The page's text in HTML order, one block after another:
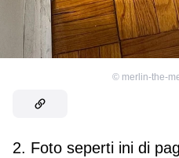
© merlin-the-
2. Foto seperti ini di